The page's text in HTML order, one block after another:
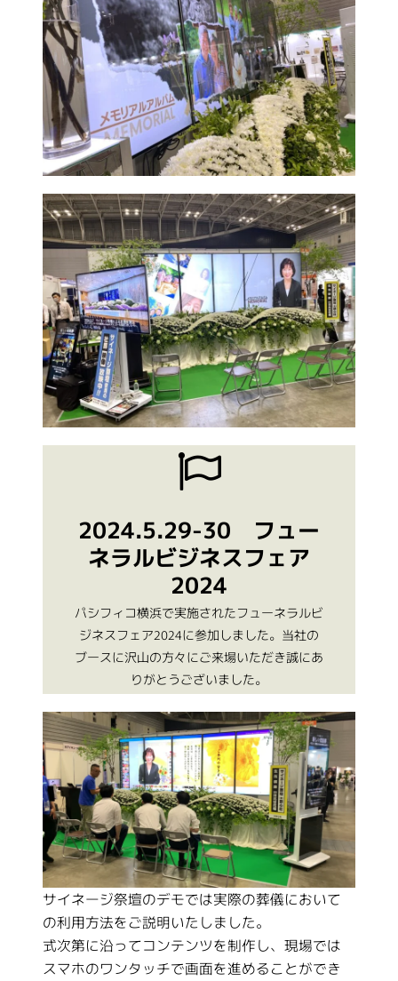
2024.5.29-30 フュー
ネラルビジネスフェア
2024
パシフィコ横浜で実施されたフューネラルビ
ジネスフェア2024に参加しました。当社の
ブースに沢山の方々にご来場いただき誠にあ
りがとうございました。
サイネージ祭壇導入に関す
るご相談
オンラインでの商品説明、詳しい価格を知りた
い、見積もりを依頼したいなどの商談に関するお
問い合わせもお気軽にご連絡ください。
Click Here
サイネージ祭壇のデモでは実際の葬儀において
の利用方法をご説明いたしました。
式次第に沿ってコンテンツを制作し、現場では
スマホのワンタッチで画面を進めることができ